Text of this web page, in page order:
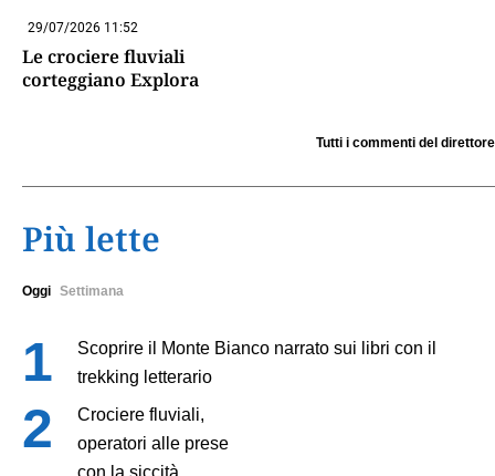
29/07/2026 11:52
Le crociere fluviali
corteggiano Explora
Tutti i commenti del direttore
Più lette
Oggi Settimana
Scoprire il Monte Bianco narrato sui libri con il
trekking letterario
Crociere fluviali,
operatori alle prese
con la siccità